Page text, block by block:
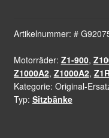
Kawasaki
!
Menge
Artikelnummer: #
Motorräder: Z1-900,
Z1000A2, Z1000A2,
Kategorie: Original-
Typ: Sitzbänke